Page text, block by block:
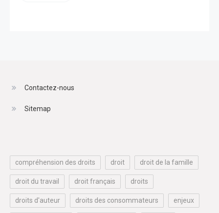
Contactez-nous
Sitemap
compréhension des droits droit droit de la famille
droit du travail droit français droits
droits d'auteur droits des consommateurs enjeux